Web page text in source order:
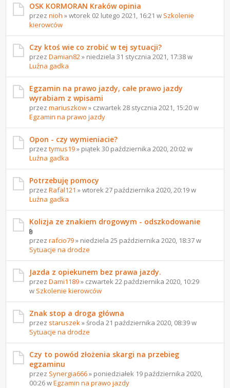
OSK KORMORAN Kraków opinia
przeznioh » wtorek 02 lutego 2021, 16:21 w Szkolenie
kierowców
Czy ktoś wie co zrobić w tej sytuacji?
przezDamian82 » niedziela 31 stycznia 2021, 17:38 w
Luźna gadka
Egzamin na prawo jazdy, całe prawo jazdy
wyrabiam z wpisami
przezmariuszkow» czwartek 28 stycznia 2021, 15:20 w
Egzamin na prawo jazdy
Opon - czy wymieniacie?
przeztymus19» piątek 30 października 2020, 20:02 w
Luźna gadka
Potrzebuję pomocy
przezRafal121 » wtorek 27 października 2020, 20:19 w
Luźna gadka
Kolizja ze znakiem drogowym - odszkodowanie
przezrafcio79» niedziela 25 października 2020, 18:37 w
Sytuacje na drodze
Jazda z opiekunem bez prawa jazdy.
przezDami1189» czwartek 22 października 2020, 10:29
w Szkolenie kierowców
Znak stop a droga główna
przez staruszek » środa 21 października 2020, 08:39 w
Sytuacje na drodze
Czy to powód złożenia skargi na przebieg
egzaminu
przez Synergia666» poniedziałek 19 października 2020,
00:26 wEgzamin na prawo jazdy